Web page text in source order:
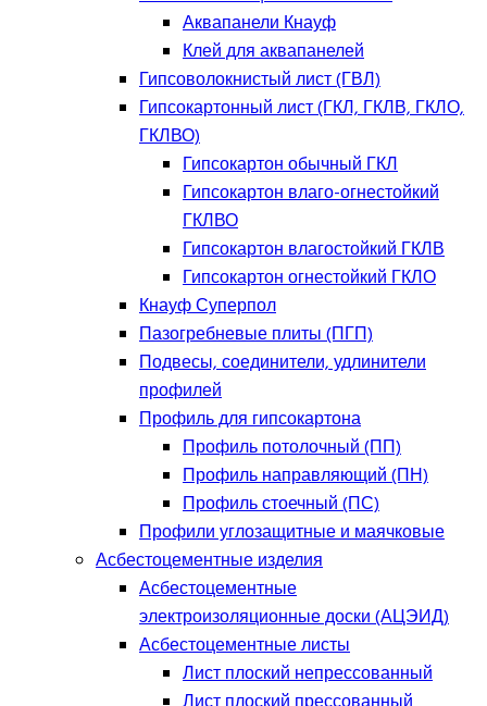
Аквапанели Кнауф
Клей для аквапанелей
Гипсоволокнистый лист (ГВЛ)
Гипсокартонный лист (ГКЛ, ГКЛВ, ГКЛО,
ГКЛВО)
Гипсокартон обычный ГКЛ
Гипсокартон влаго-огнестойкий
ГКЛВО
Гипсокартон влагостойкий ГКЛВ
Гипсокартон огнестойкий ГКЛО
Кнауф Суперпол
Пазогребневые плиты (ПГП)
Подвесы, соединители, удлинители
профилей
Профиль для гипсокартона
Профиль потолочный (ПП)
Профиль направляющий (ПН)
Профиль стоечный (ПС)
Профили углозащитные и маячковые
Асбестоцементные изделия
Асбестоцементные
электроизоляционные доски (АЦЭИД)
Асбестоцементные листы
Лист плоский непрессованный